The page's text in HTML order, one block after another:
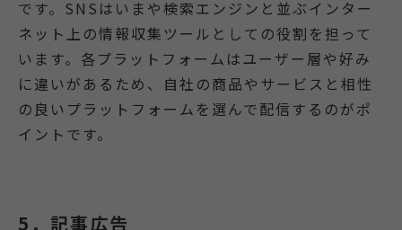
です。SNSはいまや検索エンジンと並ぶインター
ネット上の情報収集ツールとしての役割を担って
います。各プラットフォームはユーザー層や好み
に違いがあるため、自社の商品やサービスと相性
の良いプラットフォームを選んで配信するのがポ
イントです。
5．記事広告